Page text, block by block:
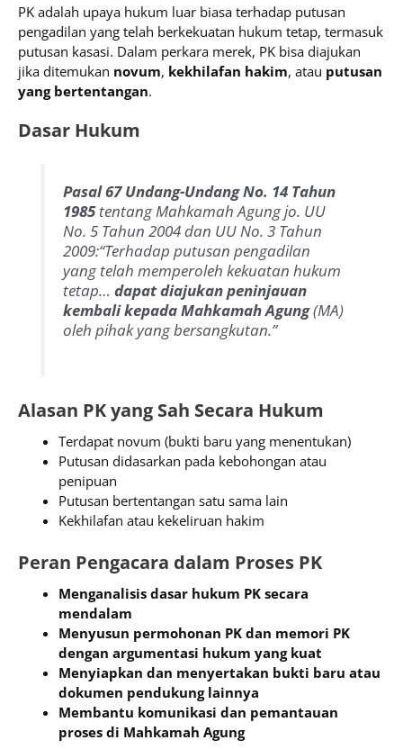
PK adalah upaya hukum luar biasa terhadap putusan
pengadilan yang telah berkekuatan hukum tetap, termasuk
putusan kasasi. Dalam perkara merek, PK bisa diajukan
jika ditemukan novum, kekhilafan hakim, atau putusan
yang bertentangan.
Dasar Hukum
Pasal 67 Undang-Undang No. 14 Tahun
1985tentang Mahkamah Agung jo. UU
No. 5 Tahun 2004 dan UU No. 3 Tahun
2009:“Terhadap putusan pengadilan
yang telah memperoleh kekuatan hukum
tetap… dapat diajukan peninjauan
kembali kepada Mahkamah Agung(MA)
oleh pihak yang bersangkutan.”
Alasan PK yang Sah Secara Hukum
Terdapat novum (bukti baru yang menentukan)
Putusan didasarkan pada kebohongan atau
penipuan
Putusan bertentangan satu sama lain
Kekhilafan atau kekeliruan hakim
Peran Pengacara dalam Proses PK
Menganalisis dasar hukum PK secara
mendalam
Menyusun permohonan PK dan memori PK
dengan argumentasi hukum yang kuat
Menyiapkan dan menyertakan bukti baru atau
dokumen pendukung lainnya
Membantu komunikasi dan pemantauan
proses di Mahkamah Agung